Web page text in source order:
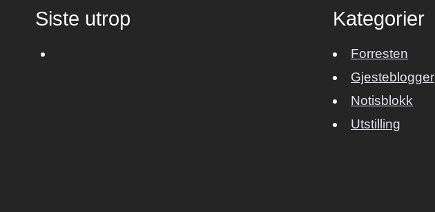
Siste utrop Kategorier
Forresten
Gjesteblogger
Notisblokk
Utstilling